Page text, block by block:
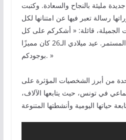
مليئة بالنجاح والسعادة. وكتبت
رسالة تعبر فيها عن امتنانها لكل
الجميلة، قائلة: « أشكركم على كل
الكلمات الرقيقة والدعم المستمر. عيد ميلادي الـ26 كان مميزًا
بوجودكم. »
من أبرز الشخصيات المؤثرة على
في تونس، حيث يتابعها الآلاف،